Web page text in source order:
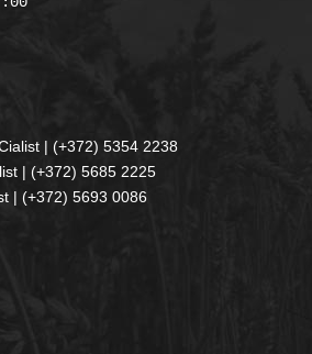
| (+372) 5354 2238
| (+372) 5685 2225
| (+372) 5693 0086